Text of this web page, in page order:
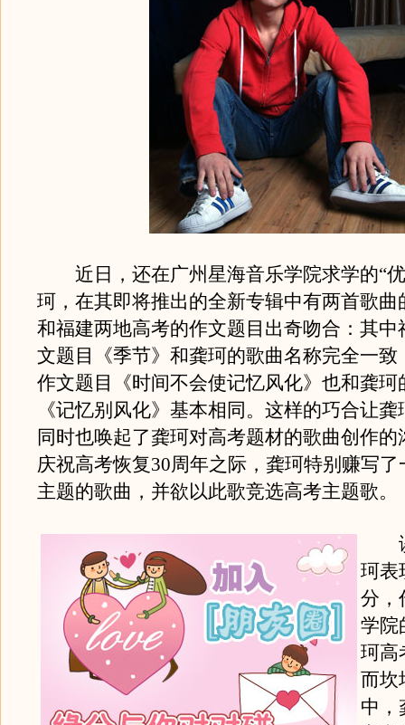
近日，还在广州星海音乐学院求学的“优
珂，在其即将推出的全新专辑中有两首歌曲
和福建两地高考的作文题目出奇吻合：其中
文题目《季节》和龚珂的歌曲名称完全一致
作文题目《时间不会使记忆风化》也和龚珂
《记忆别风化》基本相同。这样的巧合让
同时也唤起了龚珂对高考题材的歌曲创作的
庆祝高考恢复30周年之际，龚珂特别赚写
主题的歌曲，并欲以此歌竞选高考主题歌。
谈
珂表
分，
学院
珂高
而坎
中，